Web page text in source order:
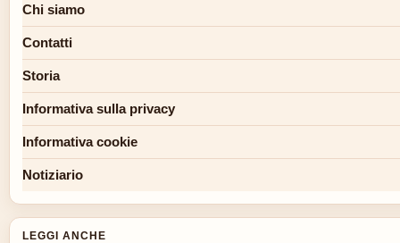
Chi siamo
Contatti
Storia
Informativa sulla privacy
Informativa cookie
Notiziario
LEGGI ANCHE